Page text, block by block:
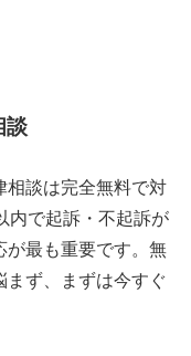
談
相談は完全無料で対
内で起訴・不起訴が
が最も重要です。無
まず、まずは今すぐ